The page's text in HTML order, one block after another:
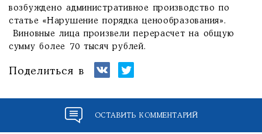
возбуждено административное производство по
статье «Нарушение порядка ценообразования».
Виновные лица произвели перерасчет на общую
сумму более 70 тысяч рублей.
Поделиться в
ОСТАВИТЬ КОММЕНТАРИЙ